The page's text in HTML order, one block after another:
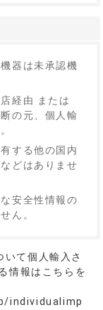
器は未承認機
経由 または
の元、個人輸
する他の国内
どはありませ
安全性情報の
ん。
て個人輸入さ
情報はこちらを
individualimp